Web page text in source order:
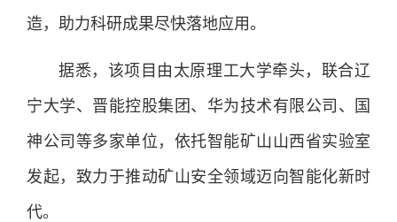
造，助力科研成果尽快落地应用。
据悉，该项目由太原理工大学牵头，联合辽
宁大学、晋能控股集团、华为技术有限公司、国
神公司等多家单位，依托智能矿山山西省实验室
发起，致力于推动矿山安全领域迈向智能化新时
代。